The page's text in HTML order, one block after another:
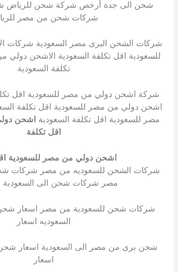
شحن الى جدة أرخص شركة شحن للرياض
شركات شحن من مصر
شركات الشحن البرى مصر السعودية شركات
للسعودية اقل تكلفة السعودية الاشحن دولي
تكلفة السعودية
شركة اشحن دولي من مصر للسعودية اقل
اشحن دولي من مصر للسعودية اقل تكلفة
مصر للسعودية اقل تكلفة السعودية
اشحن
اقل تكلفة
اشحن دولي من مصر للسعودية
شركات الشحن للسعوديه من مصر شركات
مصر شركات شحن الى
شركات شحن للسعودية من مصر اسعار
السعوديه اسعار
شحن برى من مصر الى السعودية اسعار
اسعار